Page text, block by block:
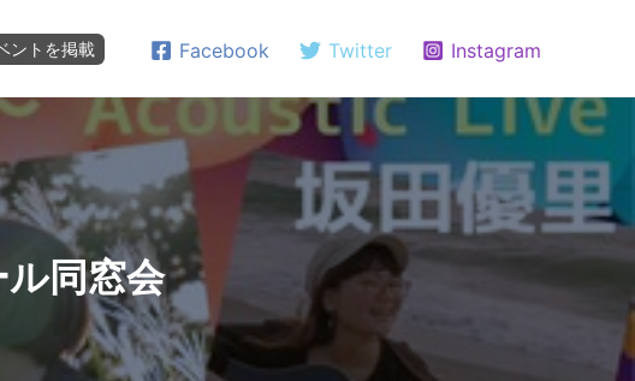
ントを掲載 Facebook Twitter Instagram
同窓会